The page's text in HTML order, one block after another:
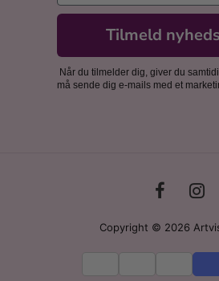
Tilmeld
Når du tilmelder dig, giver du
må sende dig e-mails med et
Copyright © 2026